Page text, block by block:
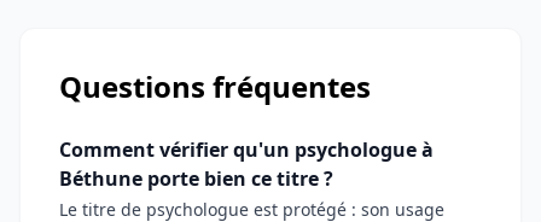
Questions fréquentes
Comment vérifier qu'un psychologue à
Béthune porte bien ce titre ?
Le titre de psychologue est protégé : son usage